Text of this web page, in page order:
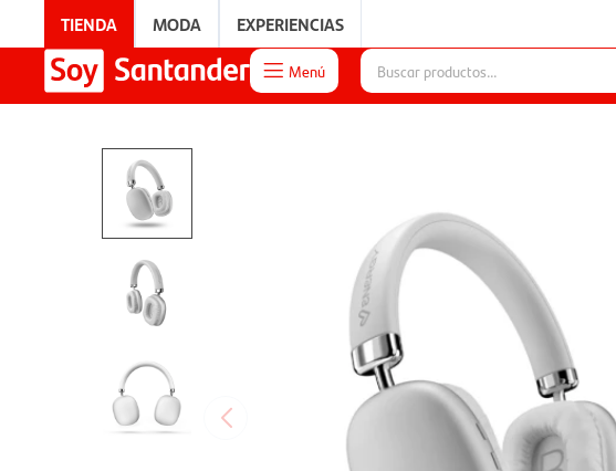
TIENDA MODA EXPERIENCIAS
 Menú